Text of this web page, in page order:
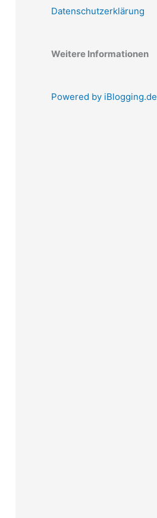
Datenschutzerklärung
Weitere Informationen
Powered by iBlogging.de